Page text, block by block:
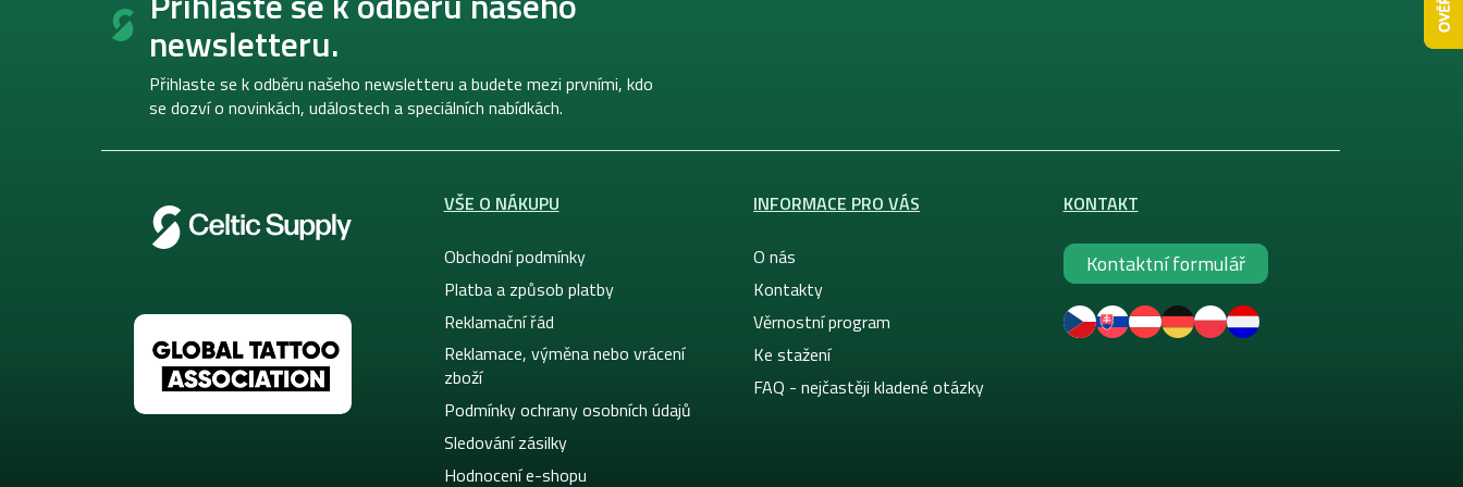
newsletteru.
Přihlaste se k odběru našeho newsletteru a budete mezi prvními, kdo
se dozví o novinkách, událostech a speciálních nabídkách.
VŠE O NÁKUPU
Obchodní podmínky
Platba a způsob platby
Reklamační řád
Reklamace, výměna nebo vrácení
zboží
Podmínky ochrany osobních údajů
Sledování zásilky
Hodnocení e-shopu
INFORMACE PRO VÁS
O nás
Kontakty
Věrnostní program
Ke stažení
FAQ - nejčastěji kladené otázky
KONTAKT
Kontaktní formulář